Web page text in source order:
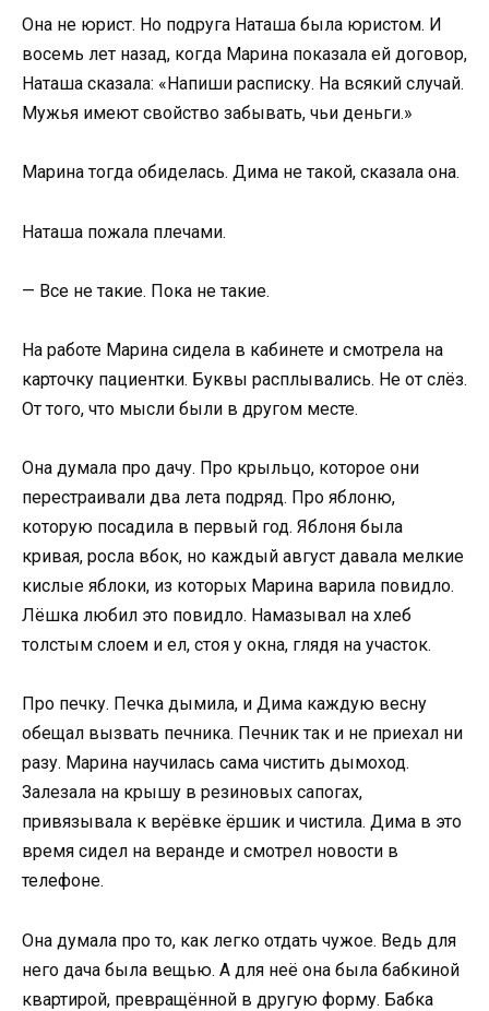
Она не юрист. Но подруга Наташа была юристом. И
восемь лет назад, когда Марина показала ей договор,
Наташа сказала: «Напиши расписку. На всякий случай.
Мужья имеют свойство забывать, чьи деньги.»
Марина тогда обиделась. Дима не такой, сказала она.
Наташа пожала плечами.
— Все не такие. Пока не такие.
На работе Марина сидела в кабинете и смотрела на
карточку пациентки. Буквы расплывались. Не от слёз.
От того, что мысли были в другом месте.
Она думала про дачу. Про крыльцо, которое они
перестраивали два лета подряд. Про яблоню,
которую посадила в первый год. Яблоня была
кривая, росла вбок, но каждый август давала мелкие
кислые яблоки, из которых Марина варила повидло.
Лёшка любил это повидло. Намазывал на хлеб
толстым слоем и ел, стоя у окна, глядя на участок.
Про печку. Печка дымила, и Дима каждую весну
обещал вызвать печника. Печник так и не приехал ни
разу. Марина научилась сама чистить дымоход.
Залезала на крышу в резиновых сапогах,
привязывала к верёвке ёршик и чистила. Дима в это
время сидел на веранде и смотрел новости в
телефоне.
Она думала про то, как легко отдать чужое. Ведь для
него дача была вещью. А для неё она была бабкиной
квартирой, превращённой в другую форму. Бабка